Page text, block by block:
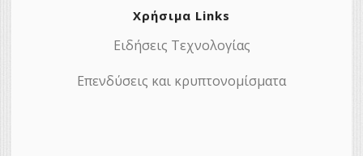
Χρήσιμα Links
Ειδήσεις Τεχνολογίας
Επενδύσεις και κρυπτονομίσματα